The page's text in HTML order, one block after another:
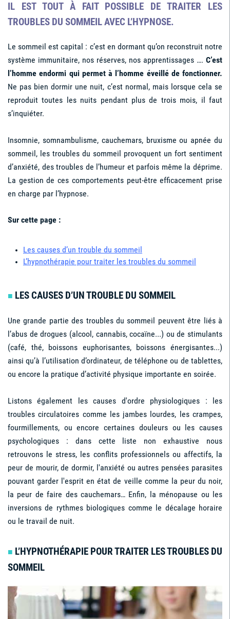
IL EST TOUT À FAIT POSSIBLE DE TRAITER LES
TROUBLES DU SOMMEIL AVEC L’HYPNOSE.
Le sommeil est capital : c’est en dormant qu’on reconstruit notre
système immunitaire, nos réserves, nos apprentissages …. C’est
l’homme endormi qui permet à l’homme éveillé de fonctionner.
Ne pas bien dormir une nuit, c’est normal, mais lorsque cela se
reproduit toutes les nuits pendant plus de trois mois, il faut
s’inquiéter.
Insomnie, somnambulisme, cauchemars, bruxisme ou apnée du
sommeil, les troubles du sommeil provoquent un fort sentiment
d’anxiété, des troubles de l’humeur et parfois même la déprime.
La gestion de ces comportements peut-être efficacement prise
en charge par l’hypnose.
Sur cette page :
Les causes d’un trouble du sommeil
L’hypnothérapie pour traiter les troubles du sommeil
■ LES CAUSES D’UN TROUBLE DU SOMMEIL
Une grande partie des troubles du sommeil peuvent être liés à
l’abus de drogues (alcool, cannabis, cocaïne...) ou de stimulants
(café, thé, boissons euphorisantes, boissons énergisantes...)
ainsi qu’à l’utilisation d’ordinateur, de téléphone ou de tablettes,
ou encore la pratique d’activité physique importante en soirée.
Listons également les causes d'ordre physiologiques : les
troubles circulatoires comme les jambes lourdes, les crampes,
fourmillements, ou encore certaines douleurs ou les causes
psychologiques : dans cette liste non exhaustive nous
retrouvons le stress, les conflits professionnels ou affectifs, la
peur de mourir, de dormir, l'anxiété ou autres pensées parasites
pouvant garder l'esprit en état de veille comme la peur du noir,
la peur de faire des cauchemars… Enfin, la ménopause ou les
inversions de rythmes biologiques comme le décalage horaire
ou le travail de nuit.
■ L’HYPNOTHÉRAPIE POUR TRAITER LES TROUBLES DU
SOMMEIL